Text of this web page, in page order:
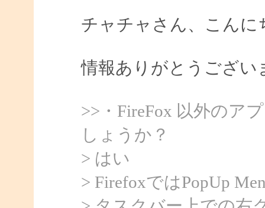
チャチャさん、こんに
情報ありがとうござい
>>・FireFox 以外のア
しょうか？
> はい
> FirefoxではPopUp